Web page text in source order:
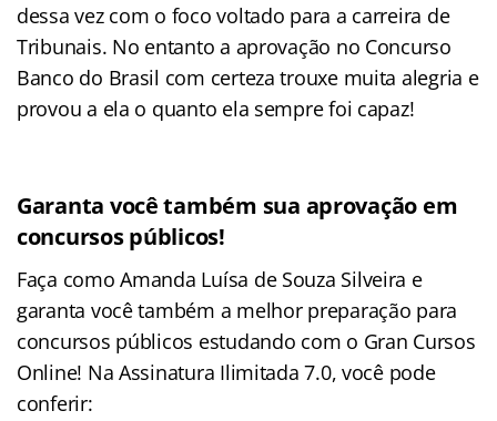
dessa vez com o foco voltado para a carreira de
Tribunais. No entanto a aprovação no Concurso
Banco do Brasil com certeza trouxe muita alegria e
provou a ela o quanto ela sempre foi capaz!
Garanta você também sua aprovação em
concursos públicos!
Faça como Amanda Luísa de Souza Silveira e
garanta você também a melhor preparação para
concursos públicos estudando com o Gran Cursos
Online! Na Assinatura Ilimitada 7.0, você pode
conferir: